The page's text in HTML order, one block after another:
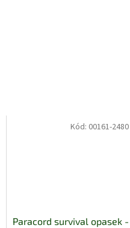
Paracord survival opasek -
Kód: 00161-2480